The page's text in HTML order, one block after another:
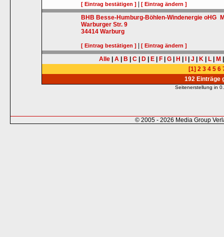
[ Eintrag bestätigen ] |[ Eintrag ändern ]
BHB Besse-Humburg-Böhlen-Windenergie oHG
Warburger Str. 9
34414 Warburg
[ Eintrag bestätigen ] |[ Eintrag ändern ]
Alle A B C D E F G H J K L M
[1] 2 3 4 5 6
192 Einträge
Seitenerstellung in
© 2005 - 2026 Media Group